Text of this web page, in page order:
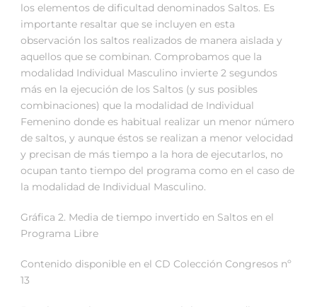
los elementos de dificultad denominados Saltos. Es
importante resaltar que se incluyen en esta
observación los saltos realizados de manera aislada y
aquellos que se combinan. Comprobamos que la
modalidad Individual Masculino invierte 2 segundos
más en la ejecución de los Saltos (y sus posibles
combinaciones) que la modalidad de Individual
Femenino donde es habitual realizar un menor número
de saltos, y aunque éstos se realizan a menor velocidad
y precisan de más tiempo a la hora de ejecutarlos, no
ocupan tanto tiempo del programa como en el caso de
la modalidad de Individual Masculino.
Gráfica 2. Media de tiempo invertido en Saltos en el
Programa Libre
Contenido disponible en el CD Colección Congresos nº
13